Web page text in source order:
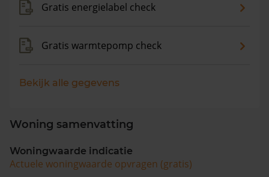
Gratis energielabel check
Gratis warmtepomp check
Bekijk alle gegevens
Woning samenvatting
Woningwaarde indicatie
Actuele woningwaarde opvragen (gratis)